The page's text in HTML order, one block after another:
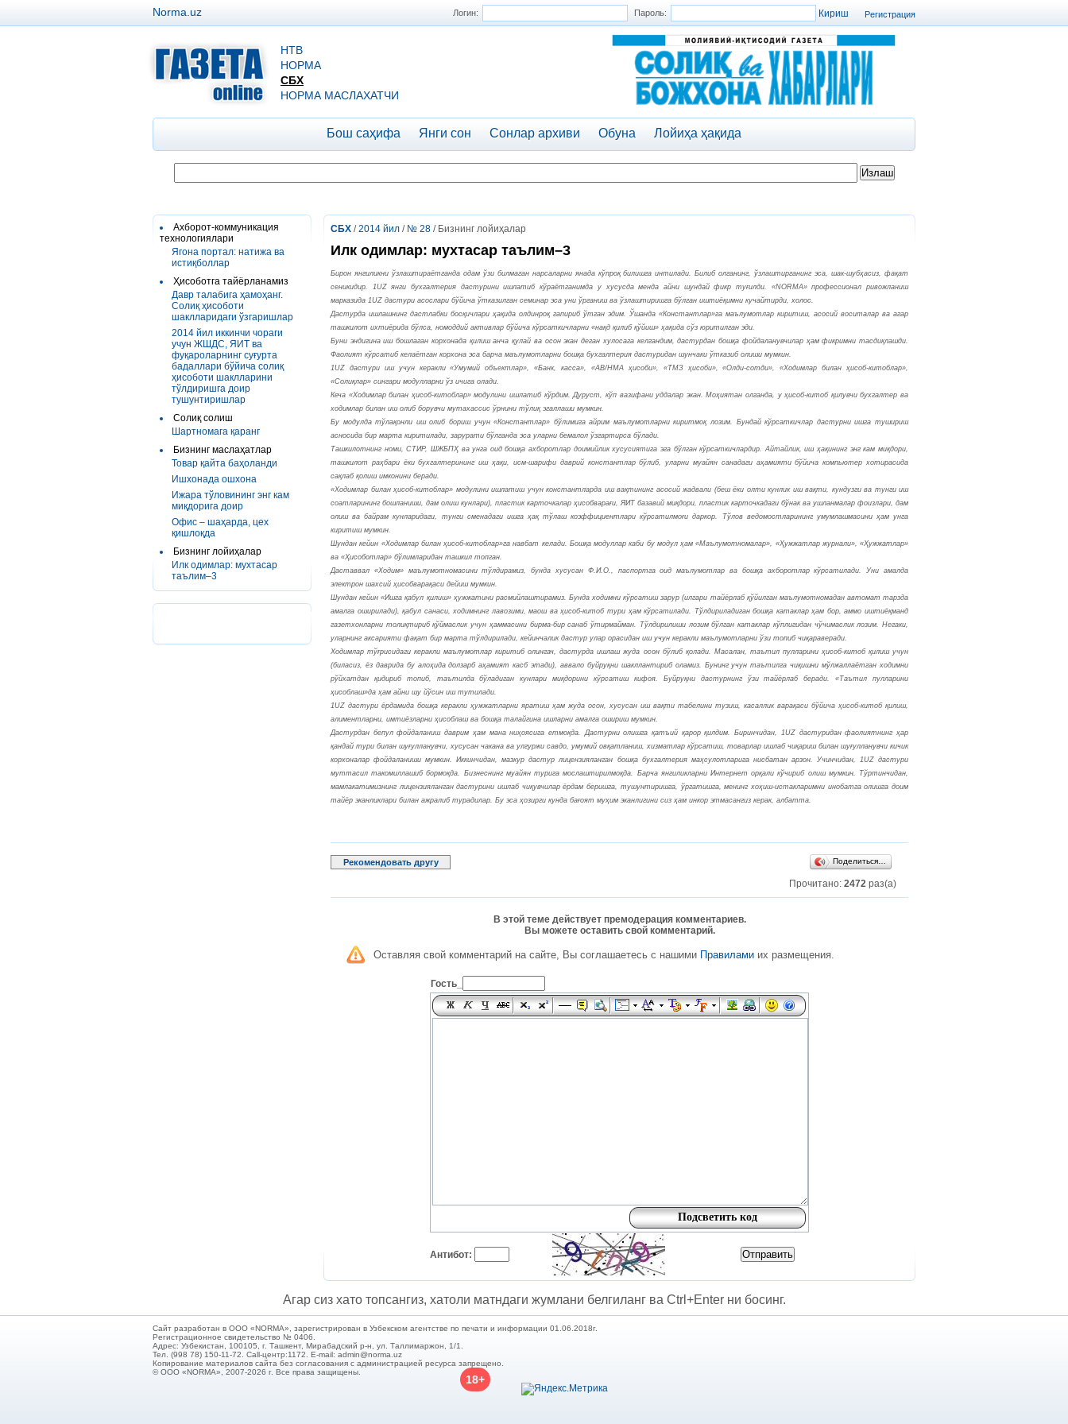
Регистрация
Логин: Пароль:
Norma.uz
НТВ
НОРМА
СБХ
НОРМА МАСЛАХАТЧИ
Бош саҳифа Янги сон Сонлар архиви Обуна Лойиҳа ҳақида
Ахборот-коммуникация
технологиялари
Ягона портал: натижа ва
истиқболлар
Ҳисоботга тайёрланамиз
Давр талабига ҳамоҳанг.
Солиқ ҳисоботи
шаклларидаги ўзгаришлар
2014 йил иккинчи чораги
учун ЖШДС, ЯИТ ва
фуқароларнинг суғурта
бадаллари бўйича солиқ
ҳисоботи шаклларини
тўлдиришга доир
тушунтиришлар
Солиқ солиш
Шартномага қаранг
Бизнинг маслаҳатлар
Товар қайта баҳоланди
Ишхонада ошхона
Ижара тўловининг энг кам
миқдорига доир
Офис – шаҳарда, цех
қишлоқда
Бизнинг лойиҳалар
Илк одимлар: мухтасар
таълим–3
СБХ /2014 йил / № 28 / Бизнинг лойиҳалар
Илк одимлар: мухтасар таълим–3
Бирон янгиликни ўзлаштираётганда одам ўзи билмаган нарсаларни янада кўпроқ билишга интилади. Билиб олганинг, ўзлаштирганинг эса, шак-шубҳасиз, фақат
сеникидир. 1UZ янги бухгалтерия дастурини ишлатиб кўраётганимда у хусусда менда айни шундай фикр туғилди. «NORMA» профессионал ривожланиш
марказида 1UZ дастури асослари бўйича ўтказилган семинар эса уни ўрганиш ва ўзлаштиришга бўлган иштиёқимни кучайтирди, холос.
Дастурда ишлашнинг дастлабки босқичлари ҳақида олдинроқ гапириб ўтган эдим. Ўшанда «Константлар»га маълумотлар киритиш, асосий воситалар ва агар
ташкилот ихтиёрида бўлса, номоддий активлар бўйича кўрсаткичларни «нақд қилиб қўйиш» ҳақида сўз юритилган эди.
Буни эндигина иш бошлаган корхонада қилиш анча қулай ва осон экан деган хулосага келгандим, дастурдан бошқа фойдаланувчилар ҳам фикримни тасдиқлашди.
Фаолият кўрсатиб келаётган корхона эса барча маълумотларни бошқа бухгалтерия дастуридан шунчаки ўтказиб олиши мумкин.
1UZ дастури иш учун керакли «Умумий объектлар», «Банк, касса», «АВ/НМА ҳисоби», «ТМЗ ҳисоби», «Олди-сотди», «Ходимлар билан ҳисоб-китоблар»,
«Солиқлар» сингари модулларни ўз ичига олади.
Кеча «Ходимлар билан ҳисоб-китоблар» модулини ишлатиб кўрдим. Дуруст, кўп вазифани уддалар экан. Моҳиятан олганда, у ҳисоб-китоб қилувчи бухгалтер ва
ходимлар билан иш олиб борувчи мутахассис ўрнини тўлиқ эгаллаши мумкин.
Бу модулда тўлақонли иш олиб бориш учун «Константлар» бўлимига айрим маълумотларни киритмоқ лозим. Бундай кўрсаткичлар дастурни ишга тушириш
асносида бир марта киритилади, зарурати бўлганда эса уларни бемалол ўзгартирса бўлади.
Ташкилотнинг номи, СТИР, ШЖБПҲ ва унга оид бошқа ахборотлар доимийлик хусусиятига эга бўлган кўрсаткичлардир. Айтайлик, иш ҳақининг энг кам миқдори,
ташкилот раҳбари ёки бухгалтерининг иш ҳақи, исм-шарифи даврий константлар бўлиб, уларни муайян санадаги аҳамияти бўйича компьютер хотирасида
сақлаб қолиш имконини беради.
«Ходимлар билан ҳисоб-китоблар» модулини ишлатиш учун константларда иш вақтининг асосий жадвали (беш ёки олти кунлик иш вақти, кундузги ва тунги иш
соатларининг бошланиши, дам олиш кунлари), пластик карточкалар ҳисобварағи, ЯИТ базавий миқдори, пластик карточкадаги бўнак ва ушланмалар фоизлари, дам
олиш ва байрам кунларидаги, тунги сменадаги ишга ҳақ тўлаш коэффициентлари кўрсатилмоғи даркор. Тўлов ведомостларининг умумлашмасини ҳам унга
киритиш мумкин.
Шундан кейин «Ходимлар билан ҳисоб-китоблар»га навбат келади. Бошқа модуллар каби бу модул ҳам «Маълумотномалар», «Ҳужжатлар журнали», «Ҳужжатлар»
ва «Ҳисоботлар» бўлимларидан ташкил топган.
Даставвал «Ходим» маълумотномасини тўлдирамиз, бунда хусусан Ф.И.О., паспортга оид маълумотлар ва бошқа ахборотлар кўрсатилади. Уни амалда
электрон шахсий ҳисобварақаси дейиш мумкин.
Шундан кейин «Ишга қабул қилиш» ҳужжатини расмийлаштирамиз. Бунда ходимни кўрсатиш зарур (илгари тайёрлаб қўйилган маълумотномадан автомат тарзда
амалга оширилади), қабул санаси, ходимнинг лавозими, маош ва ҳисоб-китоб тури ҳам кўрсатилади. Тўлдириладиган бошқа катаклар ҳам бор, аммо иштиёқманд
газетхонларни толиқтириб қўймаслик учун ҳаммасини бирма-бир санаб ўтирмайман. Тўлдирилиши лозим бўлган катаклар кўплигидан чўчимаслик лозим. Негаки,
уларнинг аксарияти фақат бир марта тўлдирилади, кейинчалик дастур улар орасидан иш учун керакли маълумотларни ўзи топиб чиқараверади.
Ходимлар тўғрисидаги керакли маълумотлар киритиб олингач, дастурда ишлаш жуда осон бўлиб қолади. Масалан, таътил пулларини ҳисоб-китоб қилиш учун
(биласиз, ёз даврида бу алоҳида долзарб аҳамият касб этади), аввало буйруқни шакллантириб оламиз. Бунинг учун таътилга чиқишни мўлжаллаётган ходимни
рўйхатдан қидириб топиб, таътилда бўладиган кунлари миқдорини кўрсатиш кифоя. Буйруқни дастурнинг ўзи тайёрлаб беради. «Таътил пулларини
ҳисоблаш»да ҳам айни шу йўсин иш тутилади.
1UZ дастури ёрдамида бошқа керакли ҳужжатларни яратиш ҳам жуда осон, хусусан иш вақти табелини тузиш, касаллик варақаси бўйича ҳисоб-китоб қилиш,
алиментларни, имтиёзларни ҳисоблаш ва бошқа талайгина ишларни амалга ошириш мумкин.
Дастурдан бепул фойдаланиш даврим ҳам мана ниҳоясига етмоқда. Дастурни олишга қатъий қарор қилдим. Биринчидан, 1UZ дастуридан фаолиятнинг ҳар
қандай тури билан шуғулланувчи, хусусан чакана ва улгуржи савдо, умумий овқатланиш, хизматлар кўрсатиш, товарлар ишлаб чиқариш билан шуғулланувчи кичик
корхоналар фойдаланиши мумкин. Иккинчидан, мазкур дастур лицензияланган бошқа бухгалтерия маҳсулотларига нисбатан арзон. Учинчидан, 1UZ дастури
муттасил такомиллашиб бормоқда. Бизнеснинг муайян турига мослаштирилмоқда. Барча янгиликларни Интернет орқали кўчириб олиш мумкин. Тўртинчидан,
мамлакатимизнинг лицензияланган дастурини ишлаб чиқувчилар ёрдам беришга, тушунтиришга, ўргатишга, менинг хоҳиш-истакларимни инобатга олишга доим
тайёр эканликлари билан ажралиб турадилар. Бу эса ҳозирги кунда бағоят муҳим эканлигини сиз ҳам инкор этмасангиз керак, албатта.
Рекомендовать другу Поделиться…
Прочитано: 2472 раз(а)
В этой теме действует премодерация комментариев.
Вы можете оставить свой комментарий.
Оставляя свой комментарий на сайте, Вы соглашаетесь с нашими Правилами их размещения.
Гость_
Антибот:
Агар сиз хато топсангиз, хатоли матндаги жумлани белгиланг ва Ctrl+Enter ни босинг.
Сайт разработан в ООО «NORMA», зарегистрирован в Узбекском агентстве по печати и информации 01.06.2018г.
Регистрационное свидетельство № 0406.
Адрес: Узбекистан, 100105, г. Ташкент, Мирабадский р-н, ул. Таллимаржон, 1/1.
Тел. (998 78) 150-11-72. Call-центр:1172. E-mail: admin@norma.uz
Копирование материалов сайта без согласования с администрацией ресурса запрещено.
© ООО «NORMA», 2007-2026 г. Все права защищены.
18+